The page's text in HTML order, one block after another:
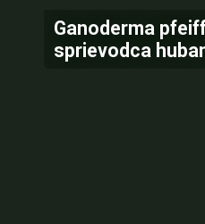
Ganoderma
sprievodca